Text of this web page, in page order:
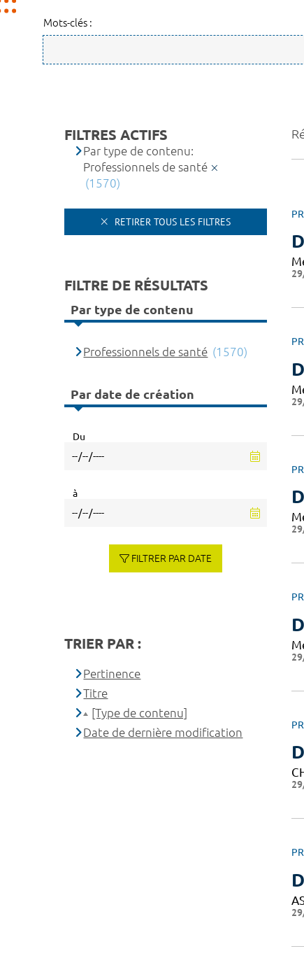
Mots-clés :
FILTRES ACTIFS
Par type de contenu:
Professionnels de santé
(1570)
RETIRER TOUS LES FILTRES
FILTRE DE RÉSULTATS
Par type de contenu
Professionnels de santé (1570)
Par date de création
Du
à
FILTRER PAR DATE
TRIER PAR :
Pertinence
Titre
[Type de contenu]
Date de dernière modification